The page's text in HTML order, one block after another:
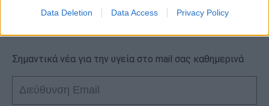
Data Deletion Data Access Privacy Policy
Σημαντικά νέα για την υγεία στο mail σας καθημερινά